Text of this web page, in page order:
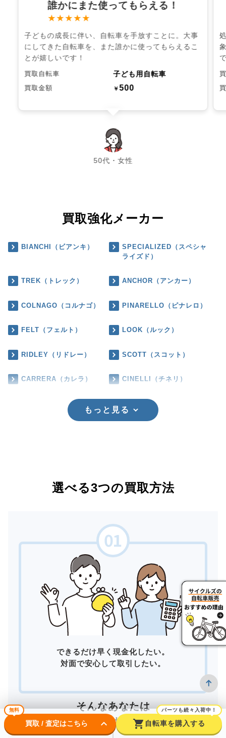
誰かにまた使ってもらえる！
★★★★★
子どもの成長に伴い、自転車を手放すことに。大事
にしてきた自転車を、また誰かに使ってもらえるこ
とが嬉しいです！
買取自転車 子ども用自転車
買取金額 ￥500
50代・女性
chevron_left chevron_right
買取強化メーカー
BIANCHI（ビアンキ）
SPECIALIZED（スペシャ
ライズド）
TREK（トレック） ANCHOR（アンカー）
COLNAGO（コルナゴ） PINARELLO（ピナレロ）
FELT（フェルト） LOOK（ルック）
RIDLEY（リドレー） SCOTT（スコット）
CARRERA（カレラ） CINELLI（チネリ）
もっと見る
選べる3つの買取方法
できるだけ早く現金化したい。
対面で安心して取引したい。
そんなあなたは
店頭買取がおすすめ！
無料
買取 / 査定はこちら keyboard_arrow_down shopping_cart
パーツも続々入荷中！
自転車を購入する